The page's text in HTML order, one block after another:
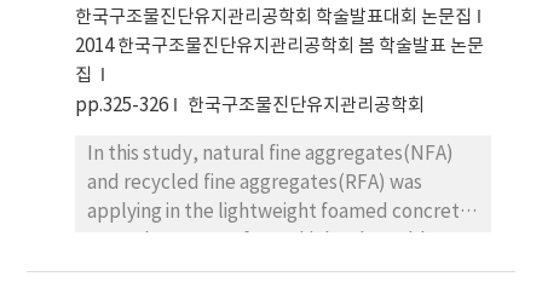
a blowing agent. Optimal mixingratio is
bottom ash 50%, kaolin 22%, clay 22%,
bentonite 6% and blowing agent 0.1%. As the
result of quality test,produced lightweight
The result of heavy metal leaching test was
much lowerthan the elution reference value
of ceramic manufactures made by using
한국구조물진단유지관리공학회 학술발표대회 논문집
2014 한국구조물진단유지관리공학회 봄 학술발표 논문
집
pp.325-326
한국구조물진단유지관리공학회
In this study, natural fine aggregates(NFA)
and recycled fine aggregates(RFA) was
applying in the lightweight foamed concrete.
furnace slag was used and incineration ash